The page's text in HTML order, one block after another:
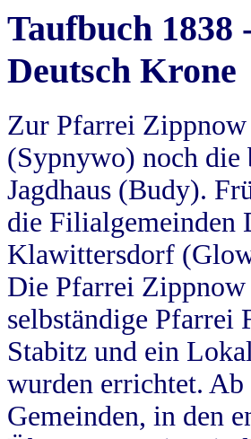
Taufbuch
Deutsch Krone
Zur Pfarrei
(Sypnywo) noch die
Jagdhaus (Budy).
die Filialgemeinden
Klawittersdorf
Die Pfarrei Zippnow
selbständige
Stabitz und ein
wurden errichtet.
Gemeinden, in den